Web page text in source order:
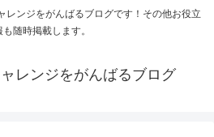
レンジをがんばるブログです！その他お役立
も随時掲載します。
レンジをがんばるブログ